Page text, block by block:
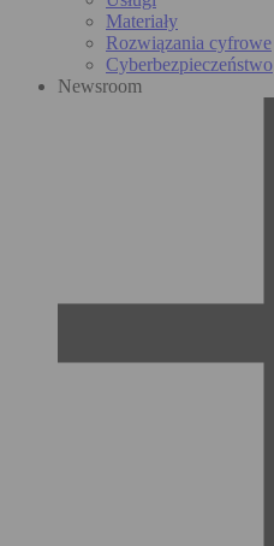
Materiały
Rozwiązania cyfrowe
Cyberbezpieczeństwo
Newsroom